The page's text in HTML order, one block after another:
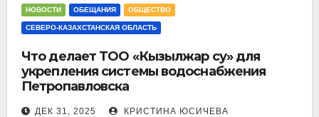
НОВОСТИ ОБЕЩАНИЯ ОБЩЕСТВО
СЕВЕРО-КАЗАХСТАНСКАЯ ОБЛАСТЬ
Что делает ТОО «Кызылжар су» для
укрепления системы водоснабжения
Петропавловска
ДЕК 31, 2025 КРИСТИНА ЮСИЧЕВА